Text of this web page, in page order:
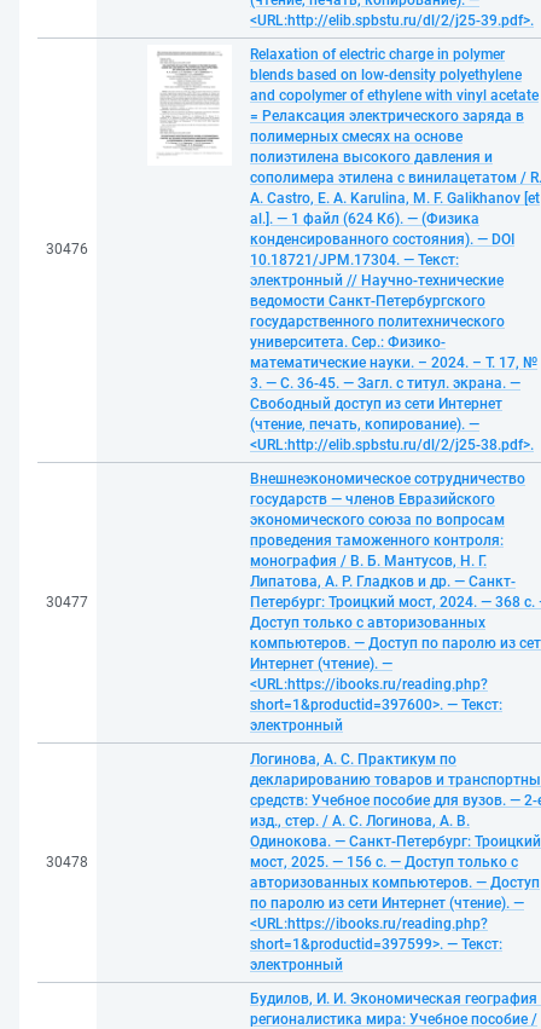
<URL:http://elib.spbstu.ru/dl/2/j25-39.pdf>.
30476
Relaxation of electric charge in polymer
blends based on low-density polyethylene
and copolymer of ethylene with vinyl acetate
= Релаксация электрического заряда в
полимерных смесях на основе
полиэтилена высокого давления и
сополимера этилена с винилацетатом / R.
A. Castro, E. A. Karulina, M. F. Galikhanov [et
al.]. — 1 файл (624 Кб). — (Физика
конденсированного состояния). — DOI
10.18721/JPM.17304. — Текст:
электронный // Научно-технические
ведомости Санкт-Петербургского
государственного политехнического
университета. Сер.: Физико-
математические науки. – 2024. – Т. 17, №
3. — С. 36-45. — Загл. с титул. экрана. —
Свободный доступ из сети Интернет
(чтение, печать, копирование). —
<URL:http://elib.spbstu.ru/dl/2/j25-38.pdf>.
30477
Внешнеэкономическое сотрудничество
государств — членов Евразийского
экономического союза по вопросам
проведения таможенного контроля:
монография / В. Б. Мантусов, Н. Г.
Липатова, А. Р. Гладков и др. — Санкт-
Петербург: Троицкий мост, 2024. — 368 с.
Доступ только с авторизованных
компьютеров. — Доступ по паролю из
Интернет (чтение). —
<URL:https://ibooks.ru/reading.php?
short=1&productid=397600>. — Текст:
электронный
30478
Логинова, А. С. Практикум по
декларированию товаров и
средств: Учебное пособие для вузов. — 2-
изд., стер. / А. С. Логинова, А. В.
Одинокова. — Санкт-Петербург: Троицкий
мост, 2025. — 156 с. — Доступ только с
авторизованных компьютеров. — Доступ
по паролю из сети Интернет (чтение). —
<URL:https://ibooks.ru/reading.php?
short=1&productid=397599>. — Текст:
электронный
Будилов, И. И. Экономическая география
регионалистика мира: Учебное пособие /